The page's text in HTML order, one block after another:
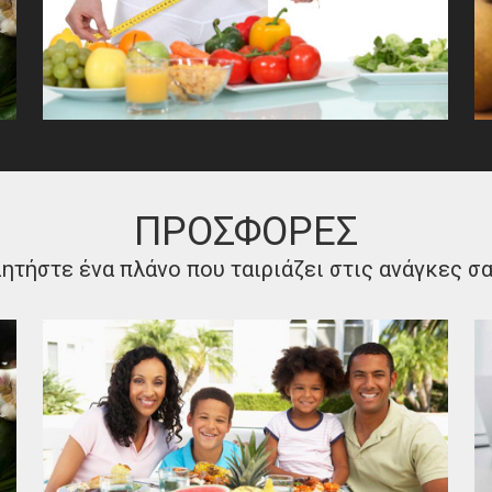
ΠΡΟΣΦΟΡΕΣ
ένα πλάνο που ταιριάζει στις ανάγκες